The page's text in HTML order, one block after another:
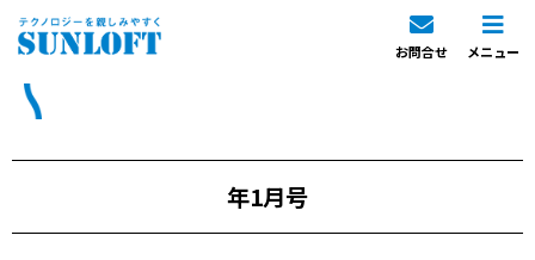
メニュー
お問合せ
年1月号